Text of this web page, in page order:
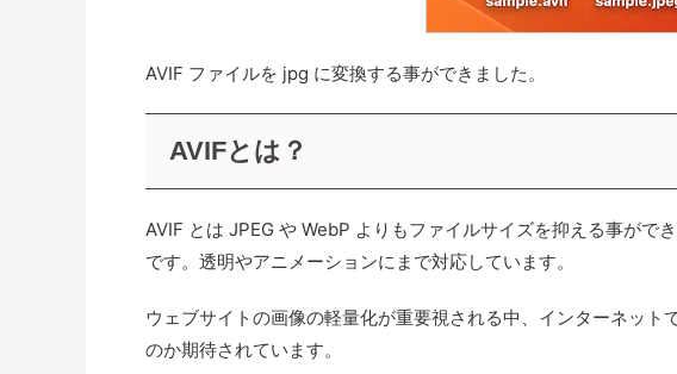
AVIF ファイルを jpg に変換する事ができました。
AVIFとは？
AVIF とは JPEG や WebP よりもファイルサイズを抑える事がで
です。透明やアニメーションにまで対応しています。
ウェブサイトの画像の軽量化が重要視される中、インターネット
のか期待されています。